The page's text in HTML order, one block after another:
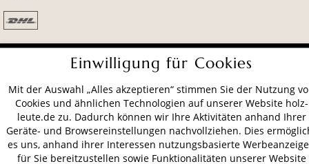
© 2026 HOLZ-LEUTE
* Alle Preise inkl. gesetzl. Mehrwertsteuer zzgl.Versandkosten.
Einwilligung für Cookies
Mit der Auswahl „Alles akzeptieren“ stimmen Sie der Nutzung
Cookies und ähnlichen Technologien auf unserer Website holz-
leute.de zu. Dadurch können wir Ihre Aktivitäten anhand Ihrer
Geräte- und Browsereinstellungen nachvollziehen. Dies
es uns, anhand ihrer Interessen nutzungsbasierte
für Sie bereitzustellen sowie Funktionalitäten unserer Website